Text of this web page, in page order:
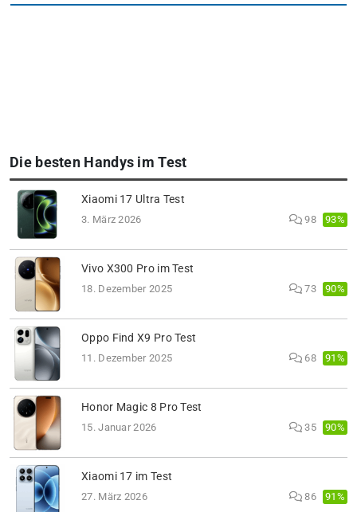
Die besten Handys im Test
Xiaomi 17 Ultra Test
3. März 2026 98 93%
Vivo X300 Pro im Test
18. Dezember 2025 73 90%
Oppo Find X9 Pro Test
11. Dezember 2025 68 91%
Honor Magic 8 Pro Test
15. Januar 2026 35 90%
Xiaomi 17 im Test
27. März 2026 86 91%